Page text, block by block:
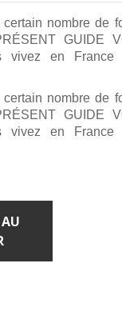
nombre de
GUIDE
vivez en
nombre de
GUIDE
vivez en